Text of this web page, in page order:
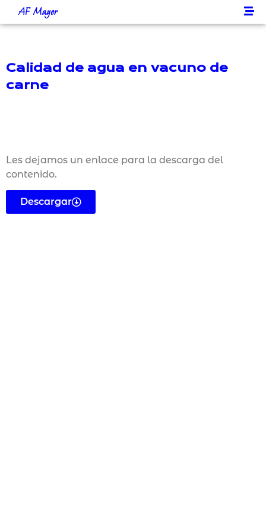
AF Mayer
Calidad de agua en vacuno de
carne
Les dejamos un enlace para la descarga del
contenido.
Descargar